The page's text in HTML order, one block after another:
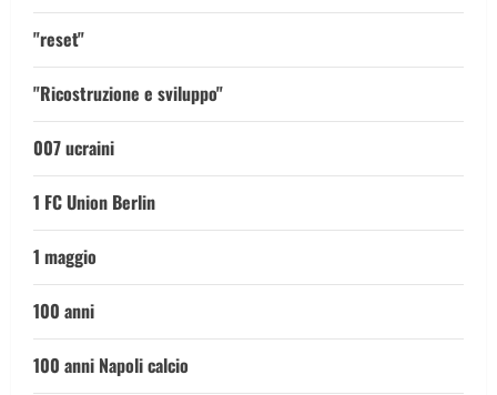
"reset"
"Ricostruzione e sviluppo"
007 ucraini
1 FC Union Berlin
1 maggio
100 anni
100 anni Napoli calcio